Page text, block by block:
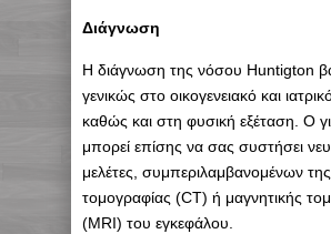
Διάγνωση
Η διάγνωση της νόσου Huntigton
γενικώς στο οικογενειακό και
καθώς και στη φυσική εξέταση. Ο
μπορεί επίσης να σας συστήσει
μελέτες, συμπεριλαμβανομένων της
τομογραφίας (CT) ή μαγνητικής
(MRI) του εγκεφάλου.